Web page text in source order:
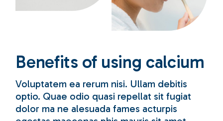
Benefits of using calcium
Voluptatem ea rerum nisi. Ullam debitis
optio. Quae odio quasi repellat sit fugiat
dolor ma ne alesuada fames acturpis